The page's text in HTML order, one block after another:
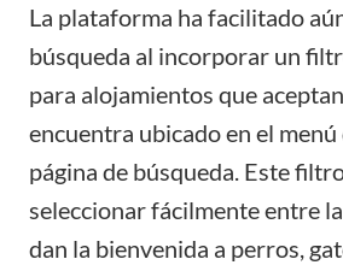
La plataforma ha facilitado
búsqueda al incorporar un
para alojamientos que
encuentra ubicado en el menú
página de búsqueda. Este
seleccionar fácilmente entre
dan la bienvenida a perros,